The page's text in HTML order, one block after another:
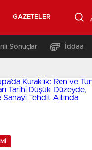
GAZETELER
Sonuçlar İddaa